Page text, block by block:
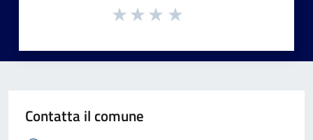
Contatta il comune